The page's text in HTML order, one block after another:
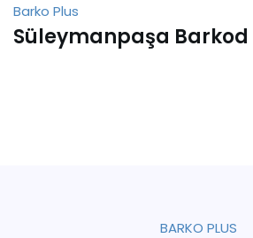
Barko Plus
Süleymanpaşa Barkod
BARKO PLUS